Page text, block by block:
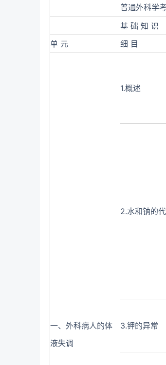
普通外科学
基 础 知 识
单 元
细 目
一、外科病人的体
液失调
1.概述
2.水和钠的
3.钾的异常